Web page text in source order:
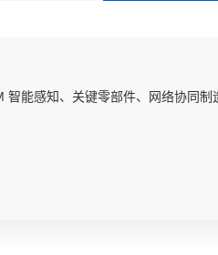
能感知、关键零部件、网络协同制